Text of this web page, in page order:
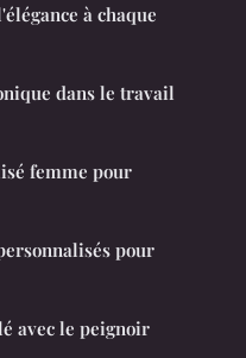
à chaque
dans le travail
femme pour
pour
avec le peignoir